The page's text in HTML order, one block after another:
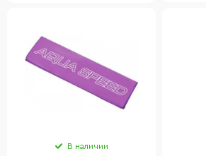
В наличии